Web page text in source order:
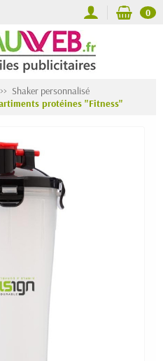
0
Shaker personnalisé
protéines "Fitness"